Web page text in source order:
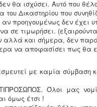
θα ισχύσει. Αυτό που
Δικαστηρίου που
προηγουμένως δεν έχει
σε τιμωρήσει.
αλλά και σήμερα, δεν
να αποφασίσει πως θα
με καμία σύμβαση
Όλοι μας
όμως έτσι !